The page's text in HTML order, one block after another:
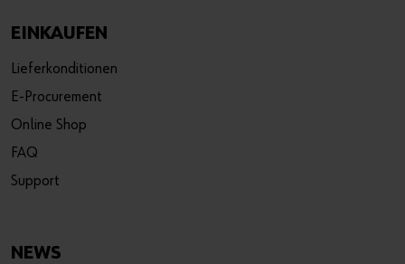
EINKAUFEN
Lieferkonditionen
E-Procurement
Online Shop
FAQ
Support
NEWS